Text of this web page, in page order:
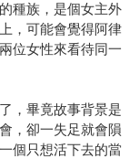
種族，是個女主外
，可能會覺得阿律
位女性來看待同一
，畢竟故事背景是
，卻一失足就會隕
個只想活下去的當